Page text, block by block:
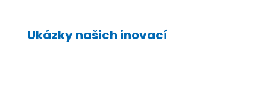
Ukázky našich inovací